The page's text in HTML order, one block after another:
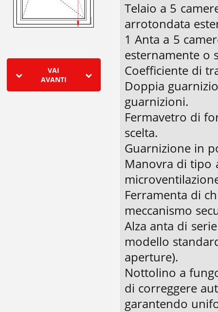
VAI
AVANTI
Telaio a 5
arrotondata
1 Anta a 5
esternamente o
Coefficiente di
Doppia
guarnizioni.
Fermavetro di
scelta.
Guarnizione in
Manovra di tipo
Ferramenta di
meccanismo
Alza anta di
modello
aperture).
Nottolino a
di correggere
garantendo